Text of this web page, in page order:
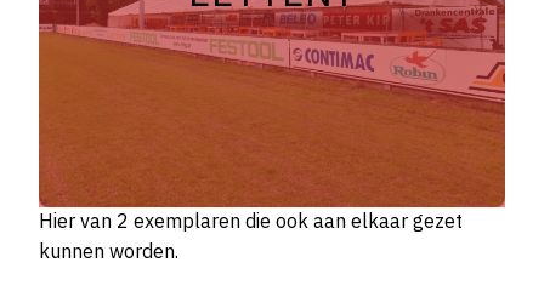
Hier van 2 exemplaren die ook aan elkaar gezet
kunnen worden.